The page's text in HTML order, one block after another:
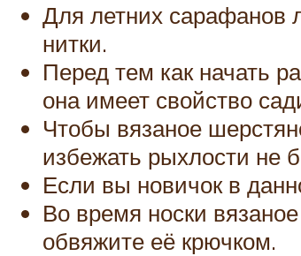
Для летних сарафанов
нитки.
Перед тем как начать
она имеет свойство
Чтобы вязаное
избежать рыхлости не
Если вы новичок в
Во время носки
обвяжите её крючком.